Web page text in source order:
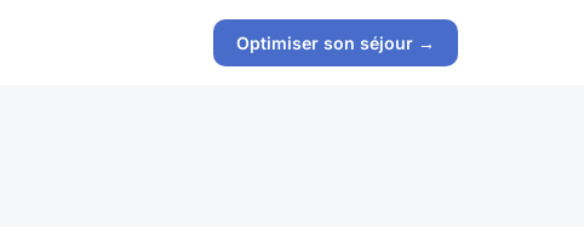
Optimiser son séjour →